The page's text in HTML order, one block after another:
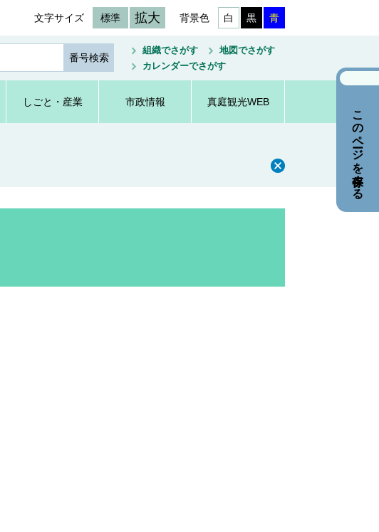
文字サイズ 標準 拡大 背景色 白 黒 青
組織でさがす
地図でさがす
カレンダーでさがす
しごと ・産業 市政情報 真庭観光WEB
このページを保存する